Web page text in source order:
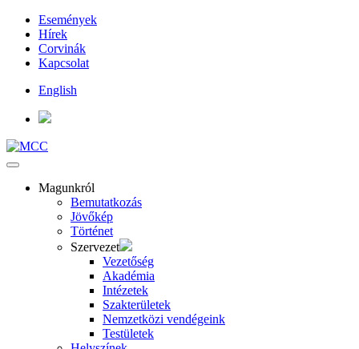
Események
Hírek
Corvinák
Kapcsolat
English
Magunkról
Bemutatkozás
Jövőkép
Történet
Szervezet
Vezetőség
Akadémia
Intézetek
Szakterületek
Nemzetközi vendégeink
Testületek